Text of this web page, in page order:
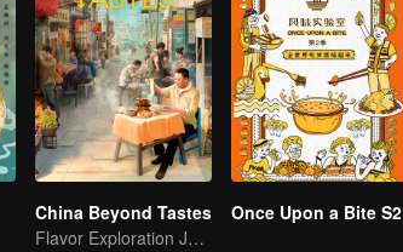
China Beyond Tastes
Flavor Exploration Journey of Chen Xiaoqing
Once Upon a Bite S2